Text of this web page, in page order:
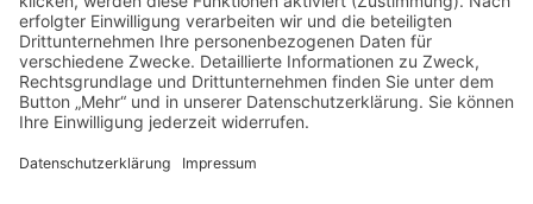
Raumgestaltung
Innendekoration und Stoffe
Sonnenschutzsysteme
Akustikelemente